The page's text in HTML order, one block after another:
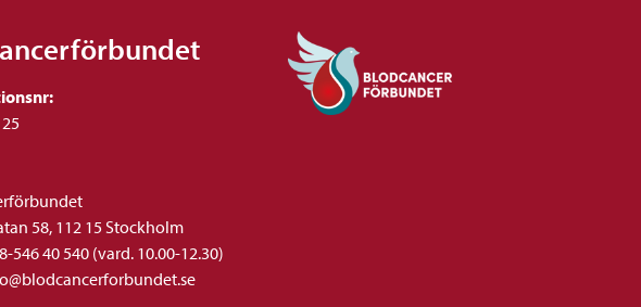
58, 112 15 Stockholm
546 40 540 (vard. 10.00-12.30)